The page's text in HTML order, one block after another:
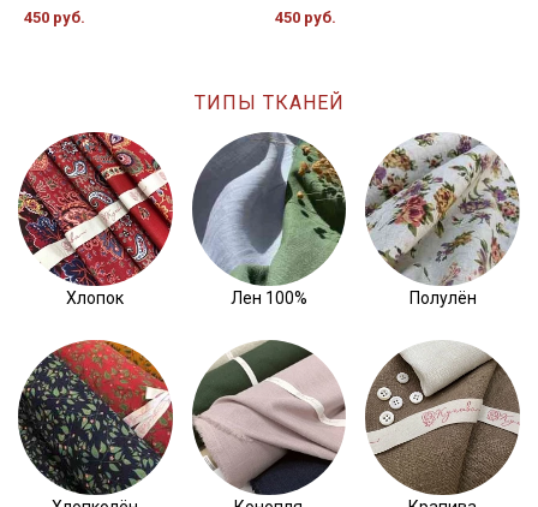
450 руб. 450 руб.
ТИПЫ ТКАНЕЙ
Хлопок Лен 100% Полулён